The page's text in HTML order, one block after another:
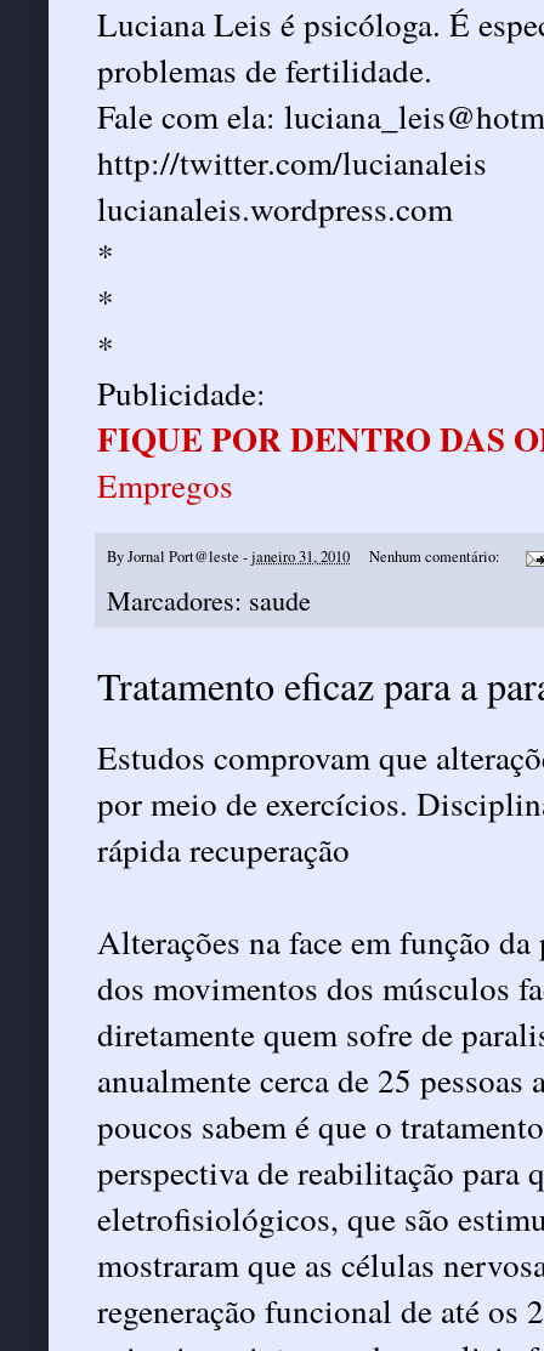
Luciana Leis é psicóloga. É
problemas de fertilidade.
Fale com ela:
http://twitter.com/lucianaleis
lucianaleis.wordpress.com
*
*
*
Publicidade:
FIQUE POR DENTRO DAS
Empregos
ByJornal Port@leste -janeiro 31, 2010 Nenhum comentário:
Marcadores: saude
Tratamento eficaz para a
Estudos comprovam que
por meio de exercícios.
rápida recuperação
Alterações na face em função
dos movimentos dos músculos
diretamente quem sofre de
anualmente cerca de 25
poucos sabem é que o
perspectiva de reabilitação para
eletrofisiológicos, que são
mostraram que as células
regeneração funcional de até os